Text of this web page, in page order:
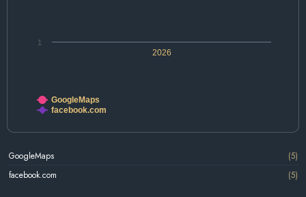
2026
1
GoogleMaps
facebook.com
GoogleMaps
(5)
facebook.com
(5)